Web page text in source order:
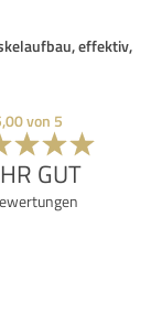
effektiv,
von 5
GUT